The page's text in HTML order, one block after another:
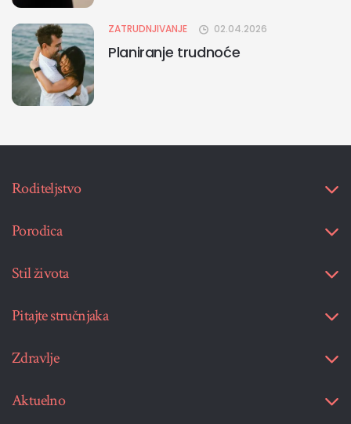
ZATRUDNJIVANJE 02.04.2026
Planiranje trudnoće
Roditeljstvo
Porodica
Stil života
Pitajte stručnjaka
Zdravlje
Aktuelno